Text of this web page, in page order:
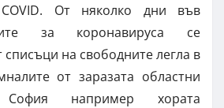
От няколко дни във
за коронавируса се
списъци на свободните легла в
от заразата областни
например хората